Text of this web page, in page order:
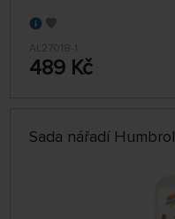
AL27018-1
489 Kč
Sada nářadí Humbrol